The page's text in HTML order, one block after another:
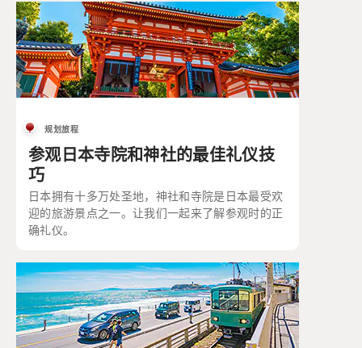
规划旅程
参观日本寺院和神社的最佳礼仪技
巧
日本拥有十多万处圣地，神社和寺院是日本最受欢
迎的旅游景点之一。让我们一起来了解参观时的正
确礼仪。